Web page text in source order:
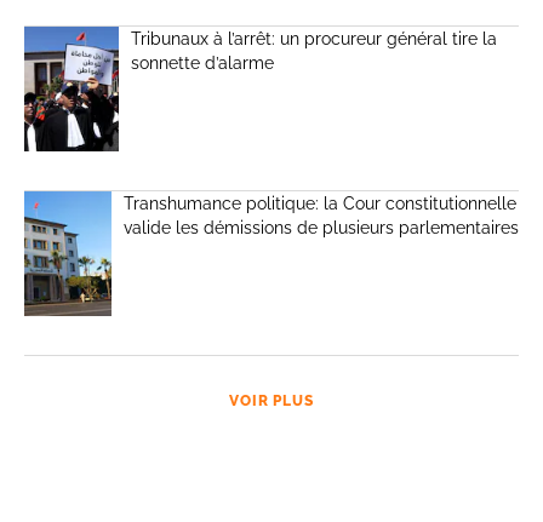
Tribunaux à l’arrêt: un procureur général tire la
sonnette d’alarme
Transhumance politique: la Cour constitutionnelle
valide les démissions de plusieurs parlementaires
VOIR PLUS